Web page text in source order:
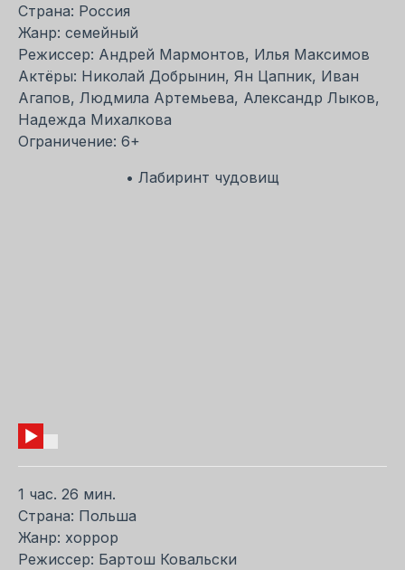
Страна: Россия
Жанр: семейный
Режиссер: Андрей Мармонтов, Илья Максимов
Актёры: Николай Добрынин, Ян Цапник, Иван
Агапов, Людмила Артемьева, Александр Лыков,
Надежда Михалкова
Ограничение: 6+
• Лабиринт чудовищ
1 час. 26 мин.
Страна: Польша
Жанр: хоррор
Режиссер: Бартош Ковальски